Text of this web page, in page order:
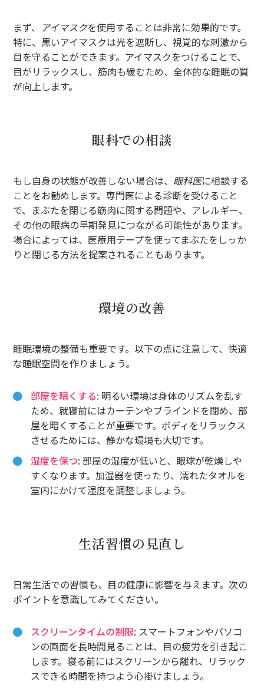
まず、 アイマスクを使用することは非常に効果的です。
特に、黒いアイマスクは光を遮断し、視覚的な刺激から
目を守ることができます。アイマスクをつけることで、
目がリラックスし、筋肉も緩むため、全体的な睡眠の質
が向上します。
眼科での相談
もし自身の状態が改善しない場合は、 眼科医に相談する
ことをお勧めします。専門医による診断を受けること
で、まぶたを閉じる筋肉に関する問題や、アレルギー、
その他の眼病の早期発見につながる可能性があります。
場合によっては、医療用テープを使ってまぶたをしっか
りと閉じる方法を提案されることもあります。
環境の改善
睡眠環境の整備も重要です。以下の点に注意して、快適
な睡眠空間を作りましょう。
部屋を暗くする: 明るい環境は身体のリズムを乱す
ため、就寝前にはカーテンやブラインドを閉め、部
屋を暗くすることが重要です。ボディをリラックス
させるためには、静かな環境も大切です。
湿度を保つ: 部屋の湿度が低いと、眼球が乾燥しや
すくなります。加湿器を使ったり、濡れたタオルを
室内にかけて湿度を調整しましょう。
生活習慣の見直し
日常生活での習慣も、目の健康に影響を与えます。次の
ポイントを意識してみてください。
スクリーンタイムの制限: スマートフォンやパソコ
ンの画面を長時間見ることは、目の疲労を引き起こ
します。寝る前にはスクリーンから離れ、リラック
スできる時間を持つよう心掛けましょう。